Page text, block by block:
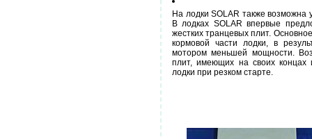
На лодки SOLAR также возможна
В лодках SOLAR впервые
жестких транцевых плит.
кормовой части лодки, в
мотором меньшей мощности.
плит, имеющих на своих концах
лодки при резком старте.